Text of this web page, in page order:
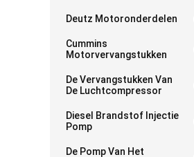
Deutz Motoronderdelen
Cummins
Motorvervangstukken
De Vervangstukken Van
De Luchtcompressor
Diesel Brandstof Injectie
Pomp
De Pomp Van Het